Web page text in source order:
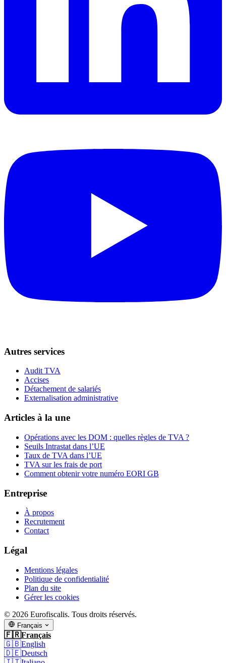
Autres services
Audit TVA
Accises
Détachement de salariés
Externalisation administrative
Articles à la une
Opérations avec les DOM : quelles règles de TVA ?
Seuils Intrastat dans l’UE
Taux de TVA dans l’UE
TVA sur les frais de port
Comment obtenir votre numéro EORI GB
Entreprise
À propos
Recrutement
Contact
Légal
Mentions légales
Politique de confidentialité
Plan du site
Gérer les cookies
© 2026 Eurofiscalis. Tous droits réservés.
Français
🇫🇷Français
🇬🇧English
🇩🇪Deutsch